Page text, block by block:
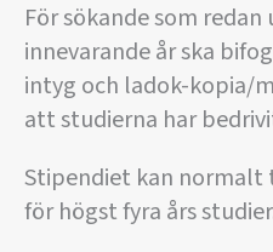
För sökande som
innevarande år ska
intyg och ladok-kopia/
att studierna har
Stipendiet kan normalt
för högst fyra års